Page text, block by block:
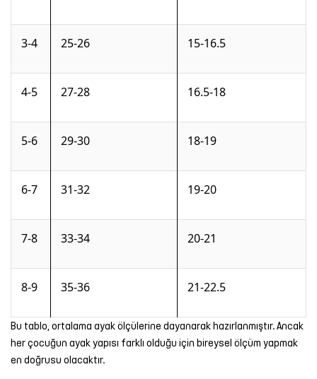
3-4 25-26 15-16.5
4-5 27-28 16.5-18
5-6 29-30 18-19
6-7 31-32 19-20
7-8 33-34 20-21
8-9 35-36 21-22.5
Bu tablo, ortalama ayak ölçülerine dayanarak hazırlanmıştır. Ancak
her çocuğun ayak yapısı farklı olduğu için bireysel ölçüm yapmak
en doğrusu olacaktır.